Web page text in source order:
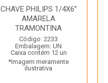
CHAVE PHILIPS 1/4X6”
AMARELA
TRAMONTINA
Código: 2233
Embalagem: UN
Caixa contém 12 un
*Imagem meramente
ilustrativa